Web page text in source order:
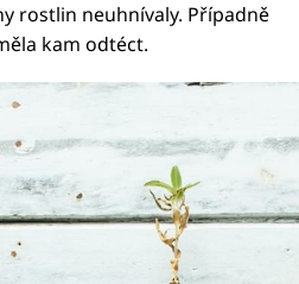
rostlin neuhnívaly. Případně
kam odtéct.